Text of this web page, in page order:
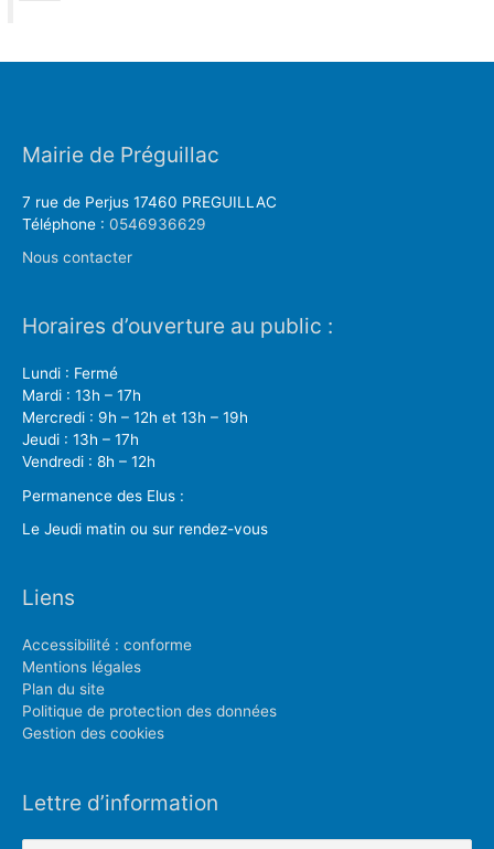
Mairie de Préguillac
7 rue de Perjus 17460 PREGUILLAC
Téléphone : 0546936629
Nous contacter
Horaires d’ouverture au public :
Lundi : Fermé
Mardi : 13h – 17h
Mercredi : 9h – 12h et 13h – 19h
Jeudi : 13h – 17h
Vendredi : 8h – 12h
Permanence des Elus :
Le Jeudi matin ou sur rendez-vous
Liens
Accessibilité : conforme
Mentions légales
Plan du site
Politique de protection des données
Gestion des cookies
Lettre d’information